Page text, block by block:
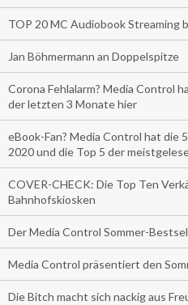
TOP 20 MC Audiobook Streaming
Jan Böhmermann an Doppelspitze
Corona Fehlalarm? Media Control
der letzten 3 Monate hier
eBook-Fan? Media Control hat die
2020 und die Top 5 der
COVER-CHECK: Die Top Ten
Bahnhofskiosken
Der Media Control Sommer-
Media Control präsentiert den
Die Bitch macht sich nackig aus